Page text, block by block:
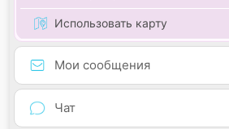
Использовать карту
Мои сообщения
Чат